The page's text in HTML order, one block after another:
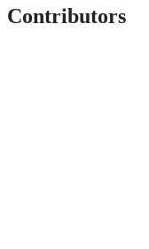
Contributors